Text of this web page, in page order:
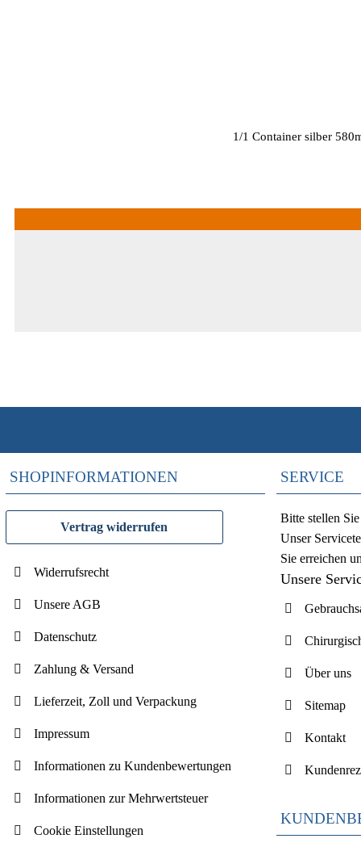
1/1 Container silber
SHOPINFORMATIONEN
Vertrag widerrufen
Widerrufsrecht
Unsere AGB
Datenschutz
Zahlung & Versand
Lieferzeit, Zoll und Verpackung
Impressum
Informationen zu Kundenbewertungen
Informationen zur Mehrwertsteuer
Cookie Einstellungen
SERVICE
Bitte stellen
Unser
Sie erreichen
Unsere
Über uns
Sitemap
Kontakt